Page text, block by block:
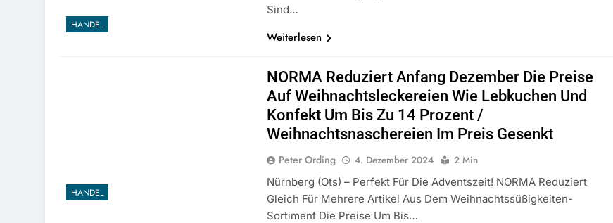
HANDEL
Sind…
Weiterlesen
HANDEL
NORMA Reduziert Anfang Dezember Die Preise
Auf Weihnachtsleckereien Wie Lebkuchen Und
Konfekt Um Bis Zu 14 Prozent /
Weihnachtsnaschereien Im Preis Gesenkt
Peter Ording 4. Dezember 2024
2 Min
Nürnberg (ots) – Perfekt Für Die Adventszeit! NORMA Reduziert
Gleich Für Mehrere Artikel Aus Dem Weihnachtssüßigkeiten-
Sortiment Die Preise Um Bis…